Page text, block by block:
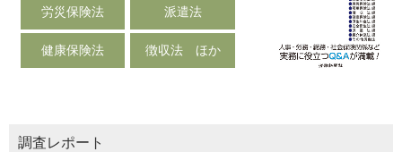
労災保険法 派遣法
健康保険法 徴収法 ほか
調査レポート